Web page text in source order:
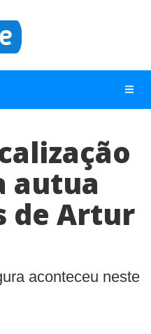
autua
de Artur
aconteceu neste